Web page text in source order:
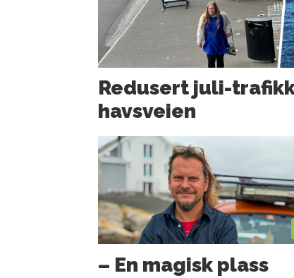
Redusert juli-
havsveien
– En magisk plass